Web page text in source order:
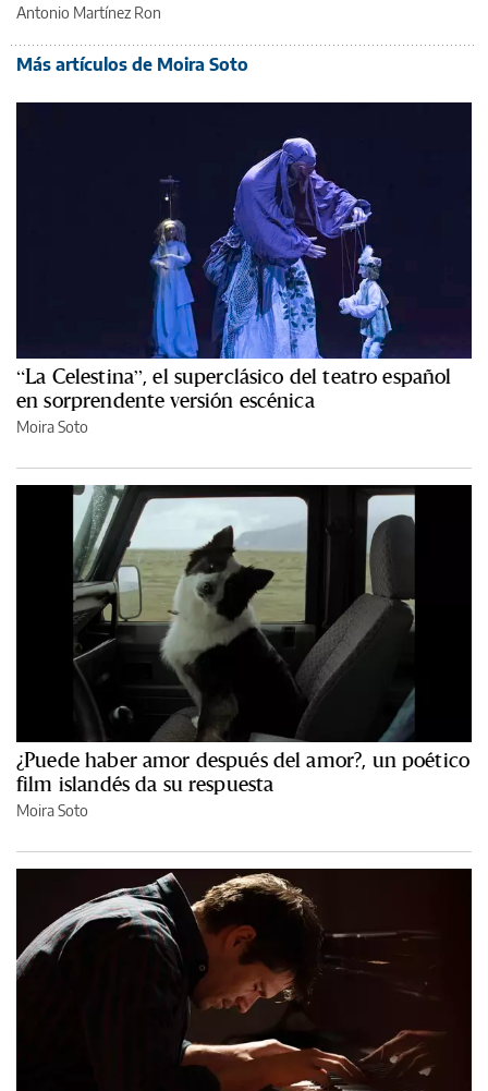
Antonio Martínez Ron
Más artículos de Moira Soto
“La Celestina”, el superclásico del teatro español
en sorprendente versión escénica
Moira Soto
¿Puede haber amor después del amor?, un poético
film islandés da su respuesta
Moira Soto